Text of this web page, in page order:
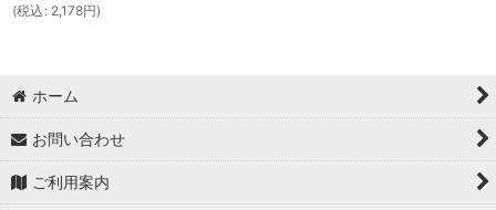
(税込 : 2,178円)
ホーム
お問い合わせ
ご利用案内